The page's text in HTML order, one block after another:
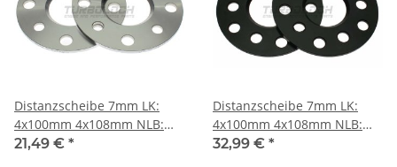
Distanzscheibe 7mm LK:
4x100mm 4x108mm NLB:
57,1mm
21,49 € *
Distanzscheibe 7mm LK:
4x100mm 4x108mm NLB:
57,1mm "Black Edition"
32,99 € *